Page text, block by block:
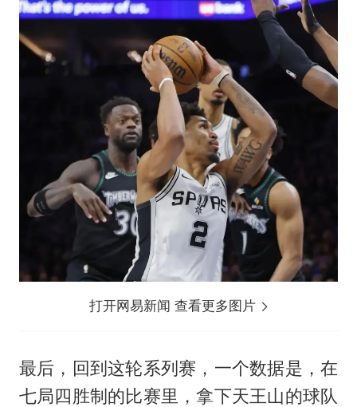
打开网易新闻 查看更多图片
最后，回到这轮系列赛，一个数据是，在
七局四胜制的比赛里，拿下天王山的球队